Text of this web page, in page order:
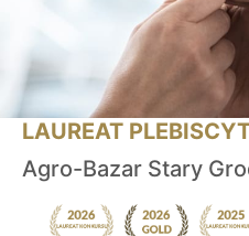
LAUREAT
Agro-Bazar Stary